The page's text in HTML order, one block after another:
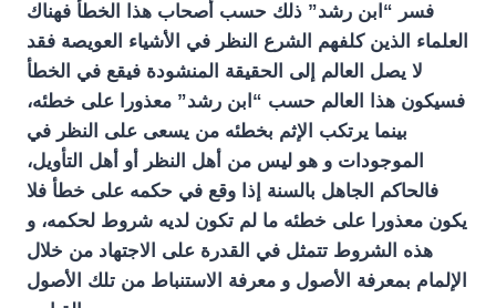
فسر “ابن رشد” ذلك حسب أصحاب هذا الخطأ فهناك
العلماء الذين كلفهم الشرع النظر في الأشياء العويصة فقد
لا يصل العالم إلى الحقيقة المنشودة فيقع في الخطأ
فسيكون هذا العالم حسب “ابن رشد” معذورا على خطئه،
بينما يرتكب الإثم بخطئه من يسعى على النظر في
الموجودات و هو ليس من أهل النظر أو أهل التأويل،
فالحاكم الجاهل بالسنة إذا وقع في حكمه على خطأ فلا
يكون معذورا على خطئه ما لم تكون لديه شروط لحكمه، و
هذه الشروط تتمثل في القدرة على الاجتهاد من خلال
الإلمام بمعرفة الأصول و معرفة الاستنباط من تلك الأصول